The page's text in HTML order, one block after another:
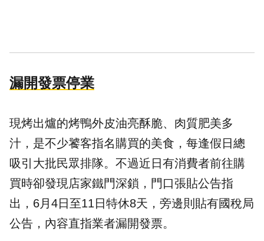
漏開發票停業
現烤出爐的烤鴨外皮油亮酥脆、肉質肥美多
汁，是不少饕客指名購買的美食 ，每逢假日總
吸引大批民眾排隊。不過近日有消費者前往購
買時卻發現店家鐵門深鎖，門口張貼公告指
出，6月4日至11日特休8天，旁邊則貼有國稅局
公告，內容直指業者漏開發票。